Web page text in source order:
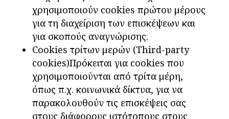
χρησιμοποιούν cookies πρώτου μέρους
για τη διαχείριση των επισκέψεων και
για σκοπούς αναγνώρισης.
Cookies τρίτων μερών (Third-party
cookies)Πρόκειται για cookies που
χρησιμοποιούνται από τρίτα μέρη,
όπως π.χ. κοινωνικά δίκτυα, για να
παρακολουθούν τις επισκέψεις σας
στους διάφορους ιστότοπους στους